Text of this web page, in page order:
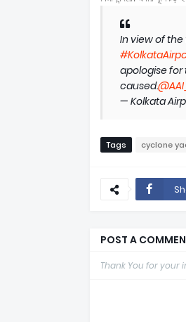
In view of
apologise
caused.
— Kolkata
Tags cyclone
POST A
Thank You for your